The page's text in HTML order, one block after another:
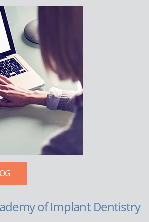
of Implant Dentistry